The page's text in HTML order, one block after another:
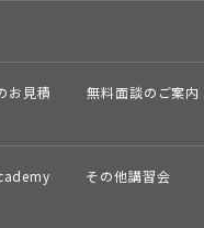
お見積 無料面談のご案内
その他講習会